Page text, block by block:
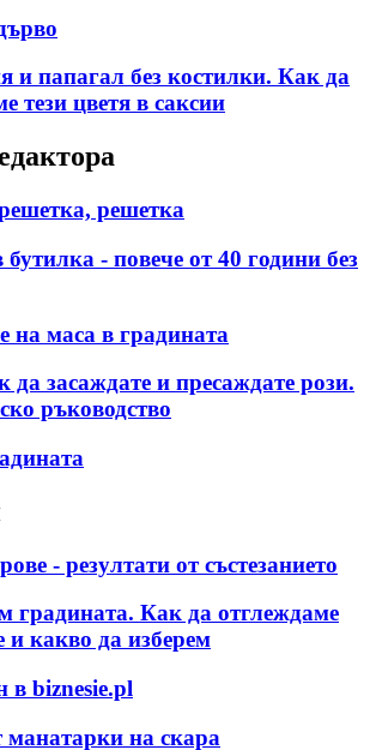
и папагал без костилки. Как да
тези цветя в саксии
решетка
- повече от 40 години без
на маса в градината
да засаждате и пресаждате рози.
ръководство
- резултати от състезанието
градината. Как да отглеждаме
и какво да изберем
в biznesie.pl
манатарки на скара